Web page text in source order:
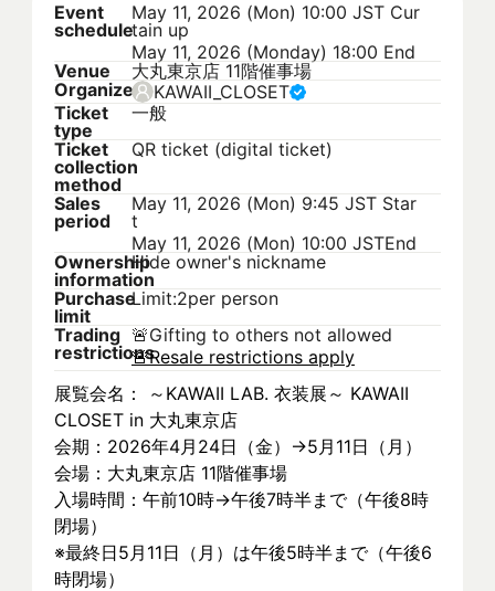
Event
schedule
May 11, 2026 (Mon) 10:00 JST Cur
tain up
May 11, 2026 (Monday) 18:00 End
Venue
大丸東京店 11階催事場
Organizer KAWAII_CLOSET
Ticket
type
一般
Ticket
collection
method
QR ticket (digital ticket)
Sales
period
May 11, 2026 (Mon) 9:45 JST Star
t
May 11, 2026 (Mon) 10:00 JSTEnd
Ownership
information
Hide owner's nickname
Purchase
limit
Limit:2per person
Trading
restrictions
🚨Gifting to others not allowed
🚨Resale restrictions apply
展覧会名： ～KAWAII LAB. 衣装展～ KAWAII
CLOSET in 大丸東京店
会期：2026年4月24日（金）→5月11日（月）
会場：大丸東京店 11階催事場
入場時間：午前10時→午後7時半まで（午後8時
閉場）
※最終日5月11日（月）は午後5時半まで（午後6
時閉場）